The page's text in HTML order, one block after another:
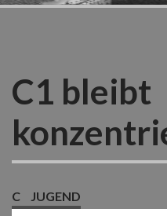
C1 bleibt
C JUGEND